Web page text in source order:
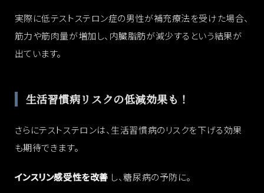
実際に低テストステロン症の男性が補充療法を受けた場合、
筋力や筋肉量が増加し、内臓脂肪が減少するという結果が
出ています。
生活習慣病リスクの低減効果も！
さらにテストステロンは、生活習慣病のリスクを下げる効果
も期待できます。
インスリン感受性を改善 し、糖尿病の予防に。